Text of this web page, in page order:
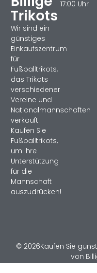
Trikots
Wir sind ein
günstiges
Einkaufszentrum
für
Fußballtrikots,
das Trikots
verschiedener
Vereine und
Nationalmannschaften
verkauft.
Kaufen Sie
Fußballtrikots,
um Ihre
Unterstützung
für die
Mannschaft
auszudrücken!
17:00 Uhr
© 2026Kaufen Sie
von